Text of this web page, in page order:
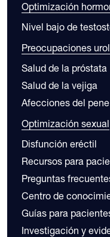
Optimización
Nivel bajo de
Preocupaciones
Salud de la próstata
Salud de la vejiga
Afecciones del
Optimización sexual
Disfunción eréctil
Recursos para
Preguntas
Centro de
Guías para
Investigación y